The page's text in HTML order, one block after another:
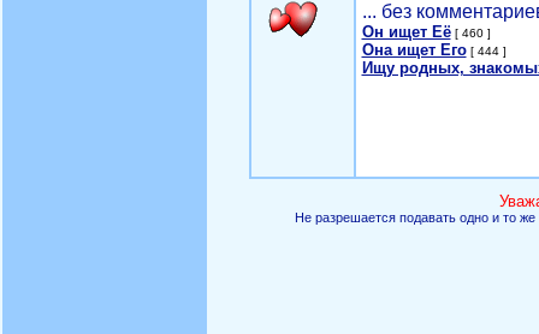
... без
Он ищет Её[ 460 ]
Она ищет Его[ 444 ]
Ищу родных,
Не разрешается подавать одно и то